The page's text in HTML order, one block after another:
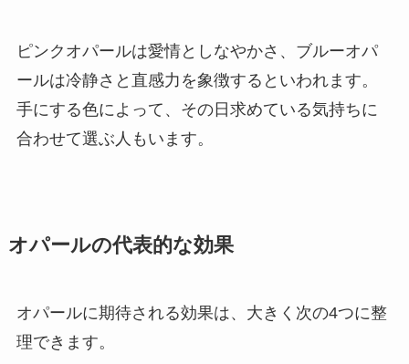
ピンクオパールは愛情としなやかさ、ブルーオパ
ールは冷静さと直感力を象徴するといわれます。
手にする色によって、その日求めている気持ちに
合わせて選ぶ人もいます。
オパールの代表的な効果
オパールに期待される効果は、大きく次の4つに整
理できます。